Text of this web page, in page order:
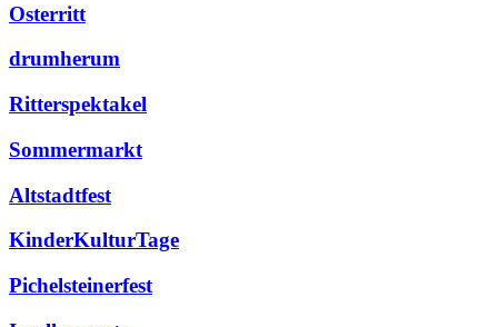
Osterritt
drumherum
Ritterspektakel
Sommermarkt
Altstadtfest
KinderKulturTage
Pichelsteinerfest